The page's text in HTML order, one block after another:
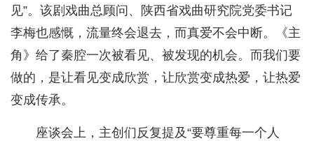
见”。该剧戏曲总顾问、陕西省戏曲研究院党委书记
李梅也感慨，流量终会退去，而真爱不会中断。《主
角》给了秦腔一次被看见、被发现的机会。而我们要
做的，是让看见变成欣赏，让欣赏变成热爱，让热爱
变成传承。
座谈会上，主创们反复提及“要尊重每一个人